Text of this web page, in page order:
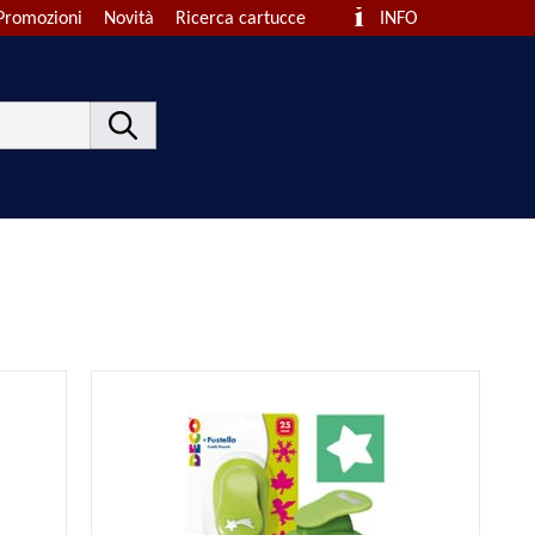
INFO
Ricerca cartucce
Novità